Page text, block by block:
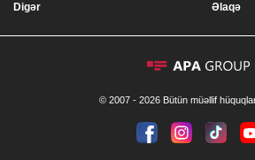
Digər Əlaqə
© 2007 - 2026 Bütün müəllif